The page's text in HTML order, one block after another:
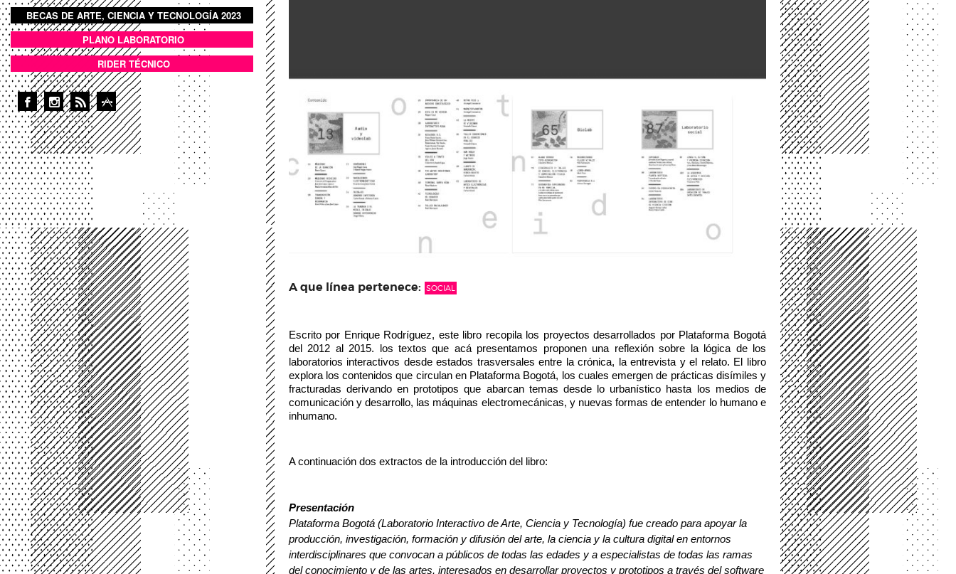
BOTON DOMO LLENO
BECAS DE ARTE, CIENCIA Y TECNOLOGÍA 2023
ANEXOSPLANO LABORATORIO
RIDER TÉCNICO
A que línea pertenece: SOCIAL
Escrito por Enrique Rodríguez, este libro recopila los proyectos desarrollados por Plataforma Bogotá
del 2012 al 2015. los textos que acá presentamos proponen una reflexión sobre la lógica de los
laboratorios interactivos desde estados trasversales entre la crónica, la entrevista y el relato. El libro
explora los contenidos que circulan en Plataforma Bogotá, los cuales emergen de prácticas disímiles y
fracturadas derivando en prototipos que abarcan temas desde lo urbanístico hasta los medios de
comunicación y desarrollo, las máquinas electromecánicas, y nuevas formas de entender lo humano e
inhumano.
A continuación dos extractos de la introducción del libro:
Presentación
Plataforma Bogotá (Laboratorio Interactivo de Arte, Ciencia y Tecnología) fue creado para apoyar la
producción, investigación, formación y difusión del arte, la ciencia y la cultura digital en entornos
interdisciplinares que convocan a públicos de todas las edades y a especialistas de todas las ramas
del conocimiento y de las artes, interesados en desarrollar proyectos y prototipos a través del software